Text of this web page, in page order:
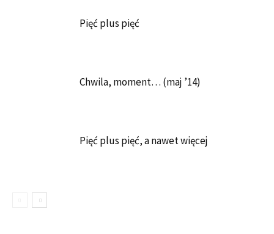
Pięć plus pięć
Chwila, moment… (maj ’14)
Pięć plus pięć, a nawet więcej